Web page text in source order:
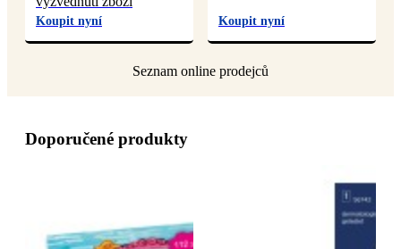
Koupit nyní Koupit nyní
Doporučené produkty